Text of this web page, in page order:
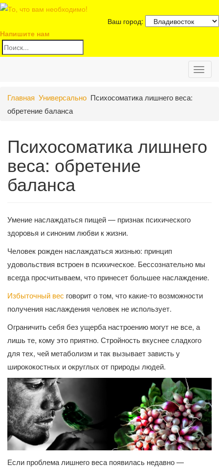
Ваш город:
Напишите нам
Главная Универсально Психосоматика лишнего веса:
обретение баланса
Психосоматика лишнего
веса: обретение
баланса
Умение наслаждаться пищей — признак психического
здоровья и синоним любви к жизни.
Человек рожден наслаждаться жизнью: принцип
удовольствия встроен в психическое. Бессознательно мы
всегда просчитываем, что принесет большее наслаждение.
Избыточный вес говорит о том, что какие-то возможности
получения наслаждения человек не использует.
Ограничить себя без ущерба настроению могут не все, а
лишь те, кому это приятно. Стройность вкуснее сладкого
для тех, чей метаболизм и так вызывает зависть у
ширококостных и округлых от природы людей.
Если проблема лишнего веса появилась недавно —